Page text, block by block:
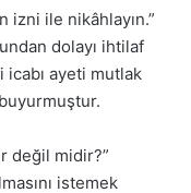
izni ile nikâhlayın.”
dolayı ihtilaf
icabı ayeti mutlak
değil midir?”
istemek